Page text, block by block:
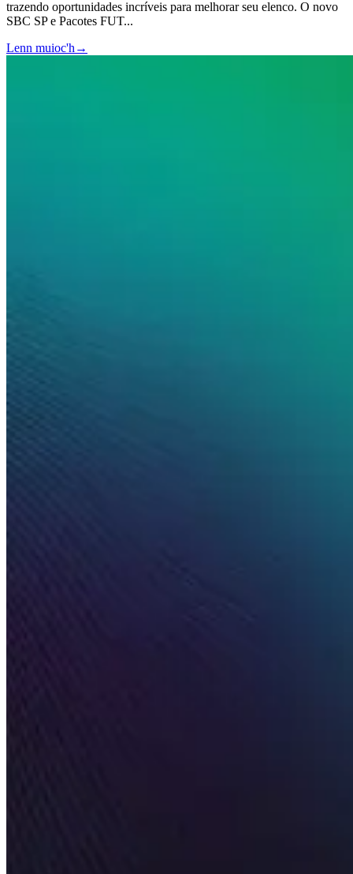
trazendo oportunidades incríveis para melhorar seu elenco. O novo
SBC SP e Pacotes FUT...
Lenn muioc'h →